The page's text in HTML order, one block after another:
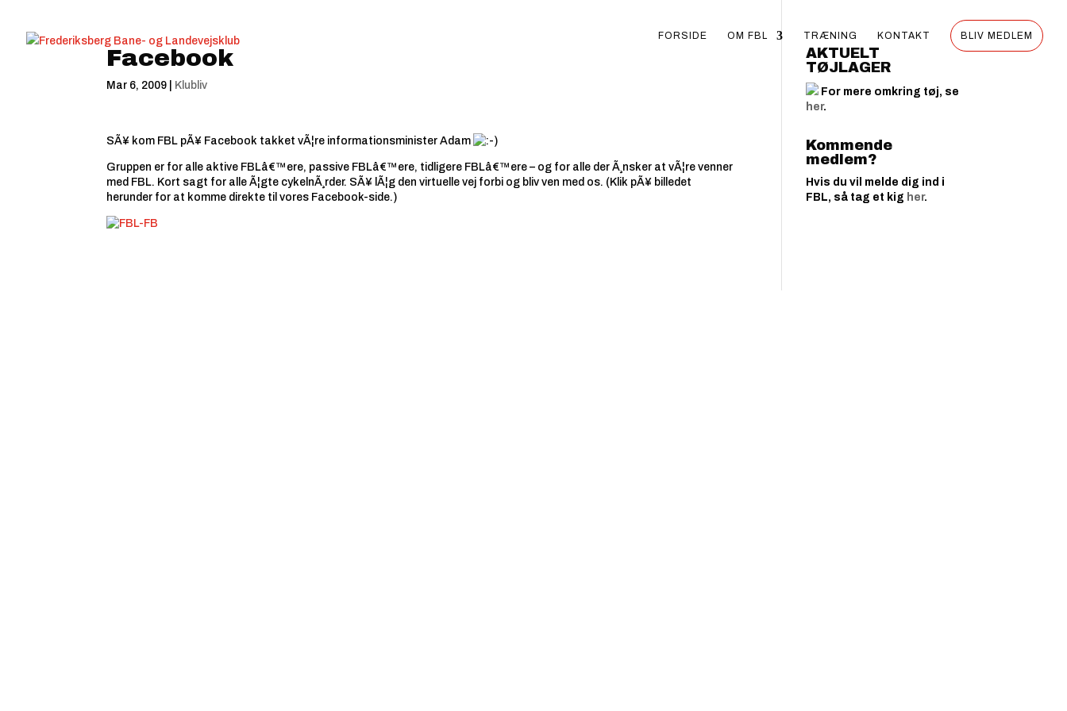
FORSIDE OM FBL TRÆNING KONTAKT BLIV MEDLEM
Facebook
Mar 6, 2009 Klubliv
SÃ¥ kom FBL pÃ¥ Facebook takket vÃ¦re informationsminister Adam
Gruppen er for alle aktive FBLâ€™ere, passive FBLâ€™ere, tidligere FBLâ€™ere – og for alle der Ã¸nsker at vÃ¦re venner
med FBL. Kort sagt for alle Ã¦gte cykelnÃ¸rder. SÃ¥ lÃ¦g den virtuelle vej forbi og bliv ven med os. (Klik pÃ¥ billedet
herunder for at komme direkte til vores Facebook-side.)
AKTUELT
TØJLAGER
For mere omkring tøj, se
her.
Kommende
medlem?
Hvis du vil melde dig ind i
FBL, så tag et kig her.